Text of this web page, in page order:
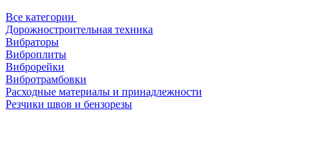
Все категории
Дорожностроительная техника
Вибраторы
Виброплиты
Виброрейки
Вибротрамбовки
Расходные материалы и принадлежности
Резчики швов и бензорезы